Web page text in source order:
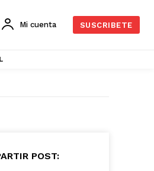
Mi cuenta SUSCRIBETE
POST: